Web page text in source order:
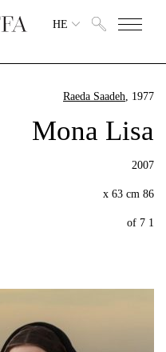
HE
Raeda Saadeh, 1977
Mona Lisa
2007
86 x 63 cm
1 of 7